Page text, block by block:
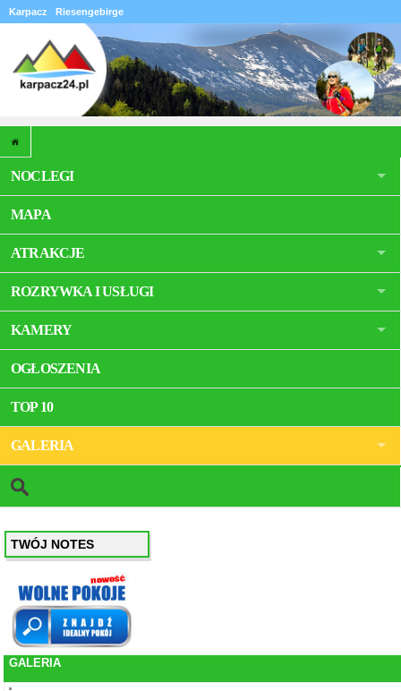
Karpacz Riesengebirge
NOCLEGI
MAPA
ATRAKCJE
ROZRYWKA I USŁUGI
KAMERY
OGŁOSZENIA
TOP 10
GALERIA
TWÓJ NOTES
GALERIA